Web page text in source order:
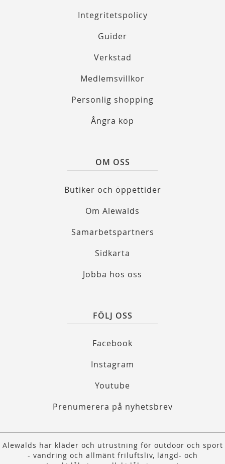
Integritetspolicy
Guider
Verkstad
Medlemsvillkor
Personlig shopping
Ångra köp
OM OSS
Butiker och öppettider
Om Alewalds
Samarbetspartners
Sidkarta
Jobba hos oss
FÖLJ OSS
Facebook
Instagram
Youtube
Prenumerera på nyhetsbrev
Alewalds har kläder och utrustning för outdoor och sport
- vandring och allmänt friluftsliv, längd- och